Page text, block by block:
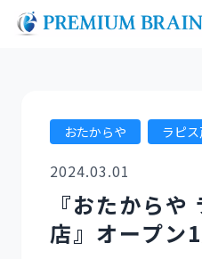
おたからや ラピ
2024.03.01
『おたからや
店』オープン1